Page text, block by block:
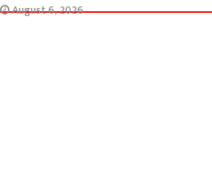
August 6, 2026